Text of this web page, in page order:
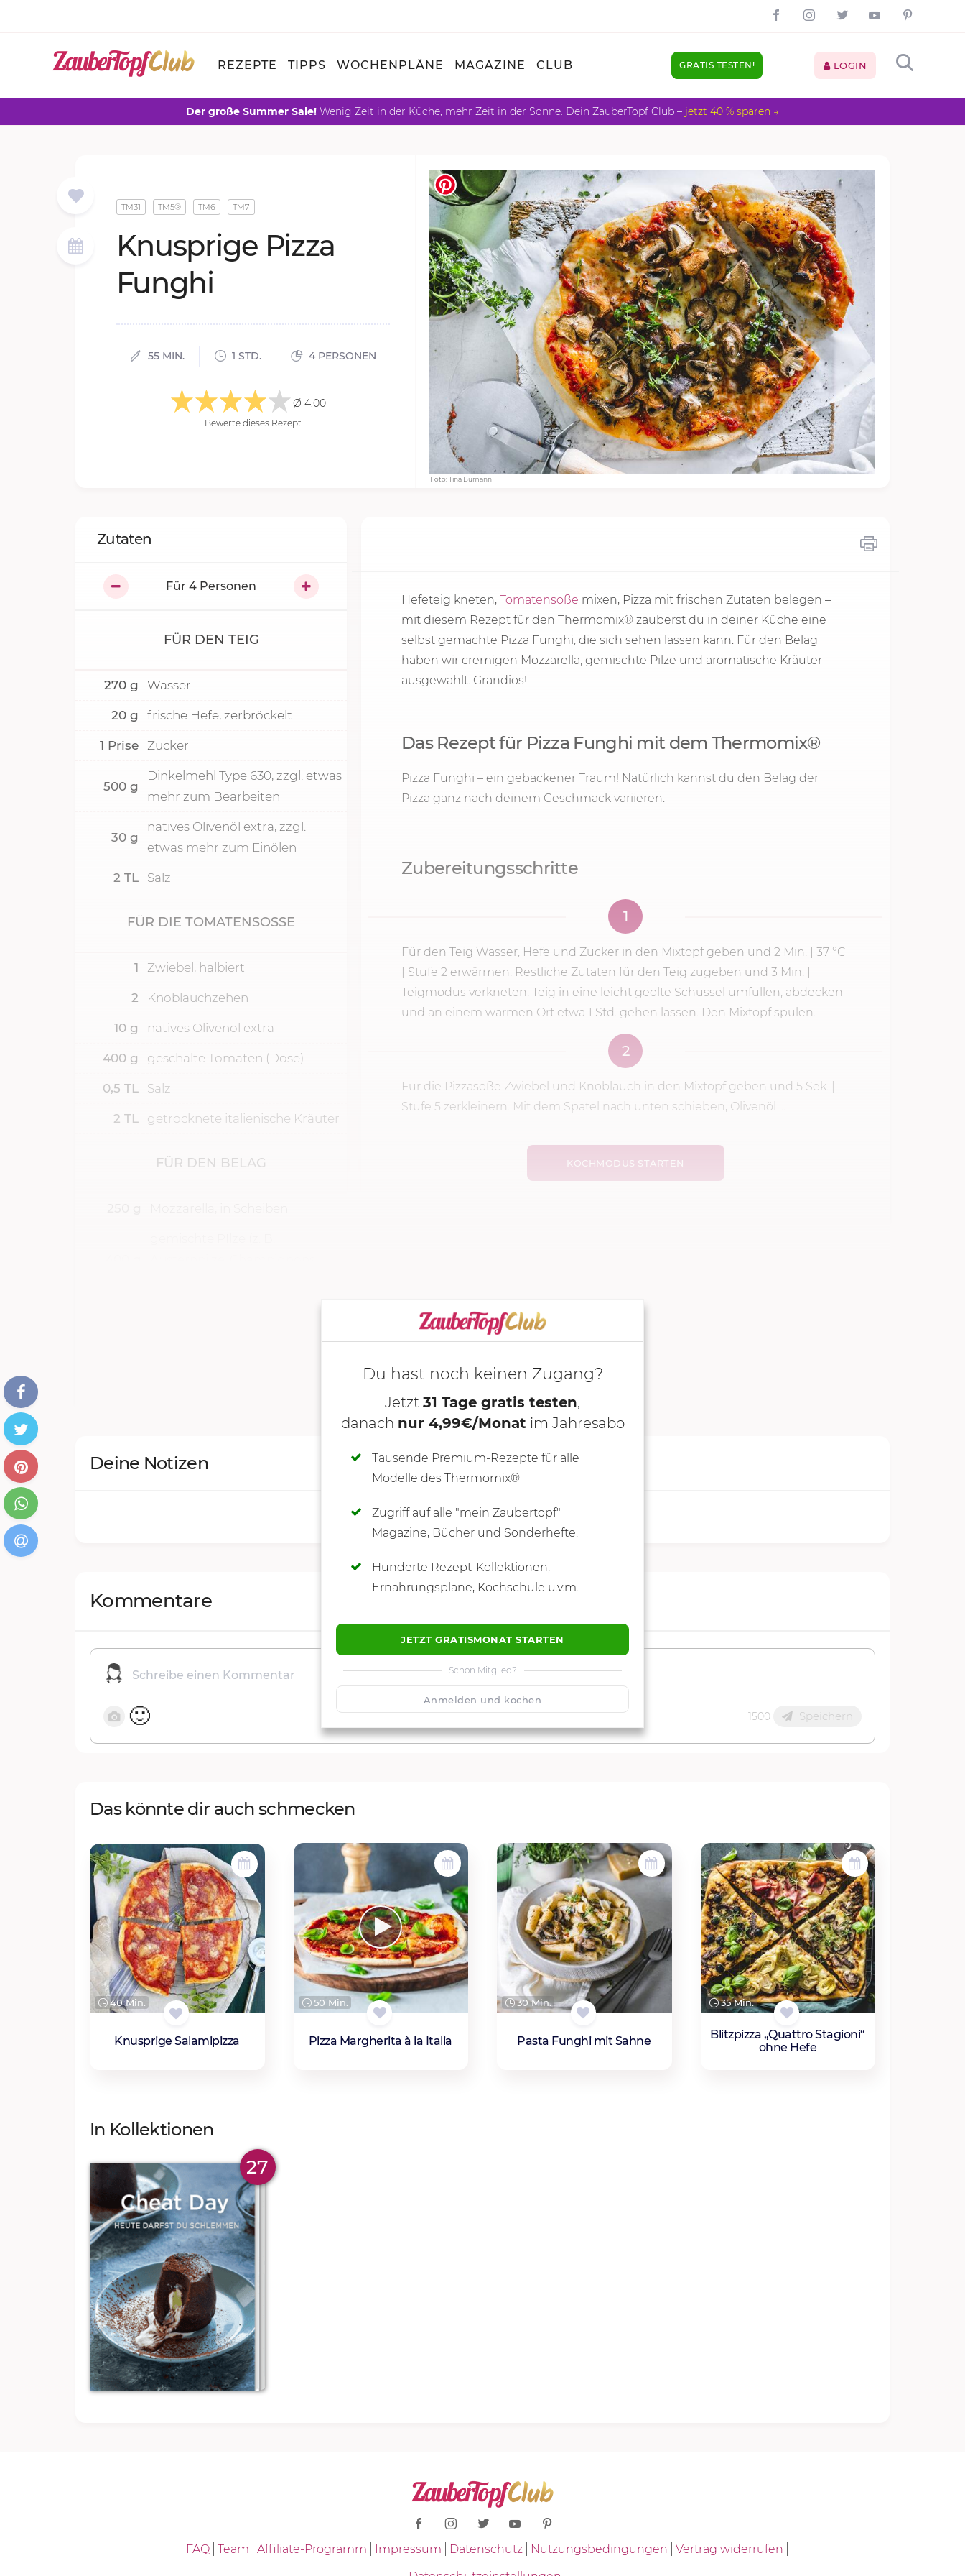
REZEPTE TIPPS WOCHENPLÄNE MAGAZINE CLUB GRATIS TESTEN! LOGIN
Der große Summer Sale! Wenig Zeit in der Küche, mehr Zeit in der Sonne. Dein ZauberTopf Club – jetzt 40 % sparen →
Foto: Tina Bumann
TM31 TM5® TM6 TM7
Knusp­ri­ge Piz­za
Fung­hi
55 MIN. 1 STD. 4 PERSONEN
Ø 4,00
Bewerte dieses Rezept
Hefeteig kneten, Tomatensoße mixen, Pizza mit frischen Zutaten belegen –
mit diesem Rezept für den Thermomix® zauberst du in deiner Küche eine
selbst gemachte Pizza Funghi, die sich sehen lassen kann. Für den Belag
haben wir cremigen Mozzarella, gemischte Pilze und aromatische Kräuter
ausgewählt. Grandios!
Das Rezept für Pizza Funghi mit dem Thermomix®
Pizza Funghi – ein gebackener Traum! Natürlich kannst du den Belag der
Pizza ganz nach deinem Geschmack variieren.
Zubereitungsschritte
1
Für den Teig Wasser, Hefe und Zucker in den Mixtopf geben und 2 Min.
37 °C
Stufe 2 erwärmen. Restliche Zutaten für den Teig zugeben und 3 Min. |
Teigmodus verkneten. Teig in eine leicht geölte Schüssel umfüllen, abdecken
und an einem warmen Ort etwa 1 Std. gehen lassen. Den Mixtopf spülen.
2
Für die Pizzasoße Zwiebel und Knoblauch in den Mixtopf geben und 5 Sek.
Stufe 5 zerkleinern. Mit dem Spatel nach unten schieben, Olivenöl ...
KOCHMODUS STARTEN
Zutaten
Für 4 Personen
FÜR DEN TEIG
270 g Wasser
20 g frische Hefe, zerbröckelt
1 Prise Zucker
500 g
Dinkelmehl Type 630, zzgl. etwas
mehr zum Bearbeiten
30 g
natives Olivenöl extra, zzgl.
etwas mehr zum Einölen
2 TL Salz
FÜR DIE TOMATENSOSSE
1 Zwiebel, halbiert
2 Knoblauchzehen
10 g natives Olivenöl extra
400 g geschälte Tomaten (Dose)
0,5 TL Salz
2 TL getrocknete italienische Kräuter
FÜR DEN BELAG
Deine Notizen
SCHREIBE NEUE NOTIZ
Du hast noch keinen Zugang?
Jetzt 31 Tage gratis testen,
danach nur 4,99€/Monat im Jahresabo
Tausende Premium-Rezepte für alle
Modelle des Thermomix®
Zugriff auf alle "mein Zaubertopf"
Magazine, Bücher und Sonderhefte.
Hunderte Rezept-Kollektionen,
Ernährungspläne, Kochschule u.v.m.
JETZT GRATISMONAT STARTEN
Schon Mitglied?
Anmelden und kochen
Kommentare
🙂 1500 Speichern
Das könnte dir auch schmecken
40 Min.
Knusprige Salamipizza
50 Min.
Pizza Margherita à la Italia
30 Min.
Pasta Funghi mit Sahne
35 Min.
Blitzpizza „Quattro Stagioni“
ohne Hefe
In Kollektionen
27
FAQ Team Affiliate-Programm Impressum Datenschutz Nutzungsbedingungen
Vertrag widerrufen